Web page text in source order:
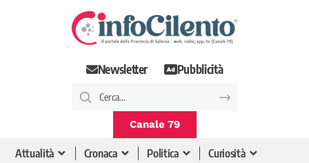
Newsletter Pubblicità
Canale 79
Attualità Cronaca Politica
Curiosità